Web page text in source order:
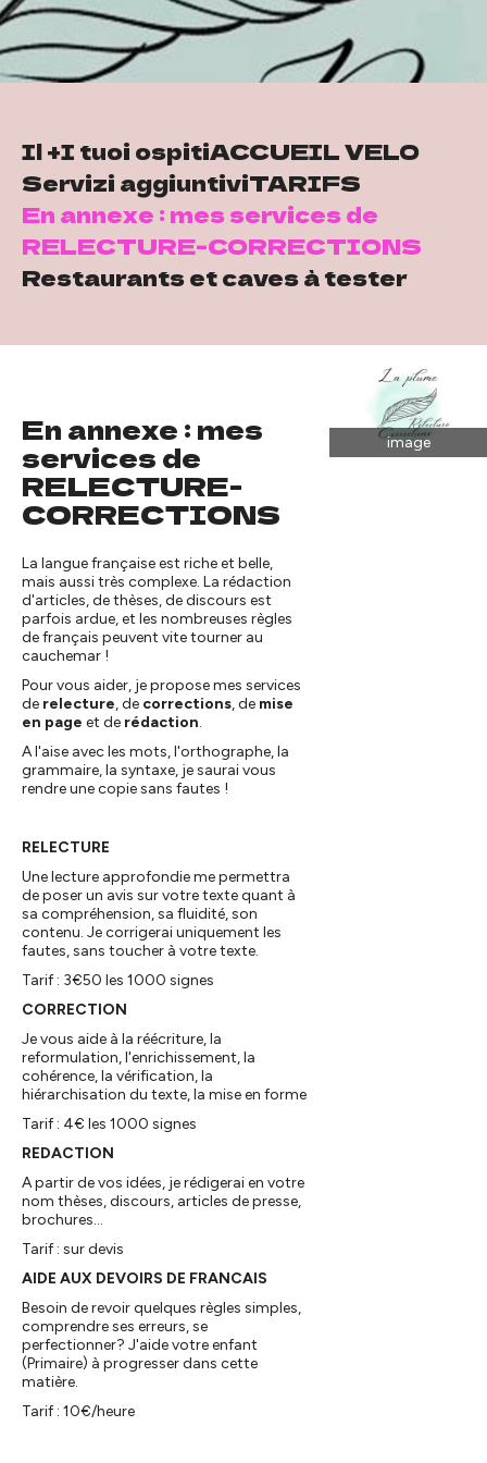
Il +I tuoi ospitiACCUEIL VELO
Servizi aggiuntiviTARIFS
En annexe : mes services de
RELECTURE-CORRECTIONS
Restaurants et caves à tester
En annexe : mes
services de
RELECTURE-
CORRECTIONS
La langue française est riche et belle,
mais aussi très complexe. La rédaction
d'articles, de thèses, de discours est
parfois ardue, et les nombreuses règles
de français peuvent vite tourner au
cauchemar !
Pour vous aider, je propose mes services
de relecture, de corrections, de mise
en page et de rédaction.
A l'aise avec les mots, l'orthographe, la
grammaire, la syntaxe, je saurai vous
rendre une copie sans fautes !
RELECTURE
Une lecture approfondie me permettra
de poser un avis sur votre texte quant à
sa compréhension, sa fluidité, son
contenu. Je corrigerai uniquement les
fautes, sans toucher à votre texte.
Tarif : 3€50 les 1000 signes
CORRECTION
Je vous aide à la réécriture, la
reformulation, l'enrichissement, la
cohérence, la vérification, la
hiérarchisation du texte, la mise en forme
Tarif : 4€ les 1000 signes
REDACTION
A partir de vos idées, je rédigerai en votre
nom thèses, discours, articles de presse,
brochures...
Tarif : sur devis
AIDE AUX DEVOIRS DE FRANCAIS
Besoin de revoir quelques règles simples,
comprendre ses erreurs, se
perfectionner? J'aide votre enfant
(Primaire) à progresser dans cette
matière.
Tarif : 10€/heure
image